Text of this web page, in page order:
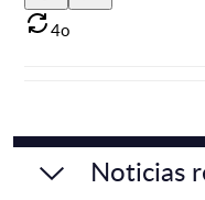
4o
Noticias